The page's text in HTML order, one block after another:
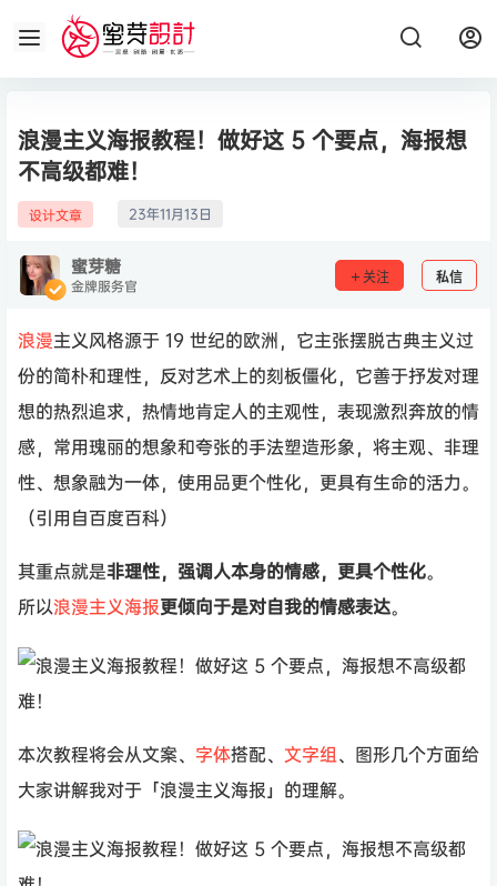
浪漫主义海报教程！做好这 5 个要点，海报想
不高级都难！
设计文章 23年11月13日
蜜芽糖
金牌服务官 关注 私信
浪漫主义风格源于 19 世纪的欧洲，它主张摆脱古典主义过
份的简朴和理性，反对艺术上的刻板僵化，它善于抒发对理
想的热烈追求，热情地肯定人的主观性，表现激烈奔放的情
感，常用瑰丽的想象和夸张的手法塑造形象，将主观、非理
性、想象融为一体，使用品更个性化，更具有生命的活力。
（引用自百度百科）
其重点就是非理性，强调人本身的情感，更具个性化。
所以浪漫主义海报更倾向于是对自我的情感表达。
本次教程将会从文案、 字体搭配、 文字组、图形几个方面给
大家讲解我对于「浪漫主义海报」的理解。